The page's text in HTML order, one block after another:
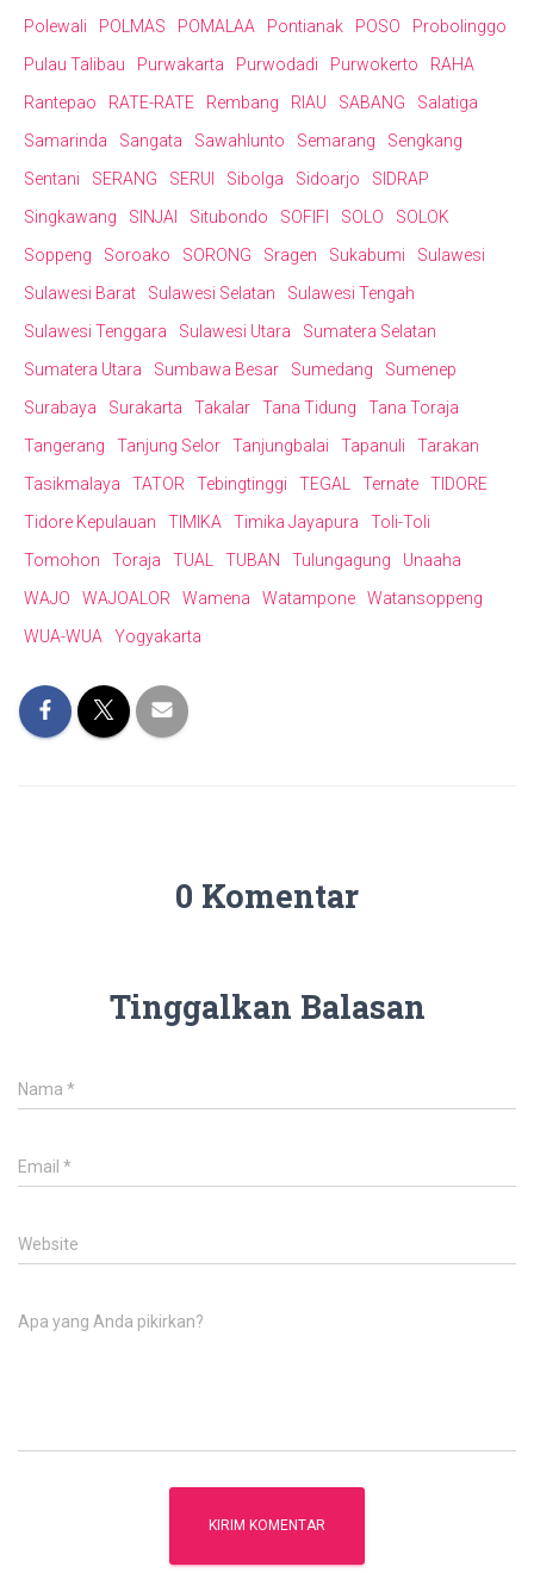
Polewali
POLMAS POMALAA Pontianak POSO
Probolinggo
Pulau Talibau
Purwakarta Purwodadi Purwokerto
RAHA
Rantepao
RATE-RATE Rembang RIAU SABANG
Salatiga
Samarinda
Sangata Sawahlunto Semarang
Sengkang
Sentani
SERANG SERUI Sibolga Sidoarjo
SIDRAP
Singkawang
SINJAI Situbondo SOFIFI SOLO
SOLOK
Soppeng
Soroako SORONG Sragen Sukabumi
Sulawesi
Sulawesi Barat
Sulawesi Selatan
Sulawesi Tengah
Sulawesi Tenggara
Sulawesi Utara
Sumatera Selatan
Sumatera Utara
Sumbawa Besar Sumedang
Sumenep
Surabaya
Surakarta Takalar Tana Tidung
Tana Toraja
Tangerang
Tanjung Selor Tanjungbalai Tapanuli
Tarakan
Tasikmalaya
TATOR Tebingtinggi TEGAL Ternate
TIDORE
Tidore Kepulauan
TIMIKA Timika Jayapura
Toli-Toli
Tomohon
Toraja TUAL TUBAN Tulungagung
Unaaha
WAJO
WAJOALOR Wamena Watampone
Watansoppeng
WUA-WUA
Yogyakarta
0 Komentar
Tinggalkan Balasan
Nama *
Email *
Website
Apa yang Anda pikirkan?